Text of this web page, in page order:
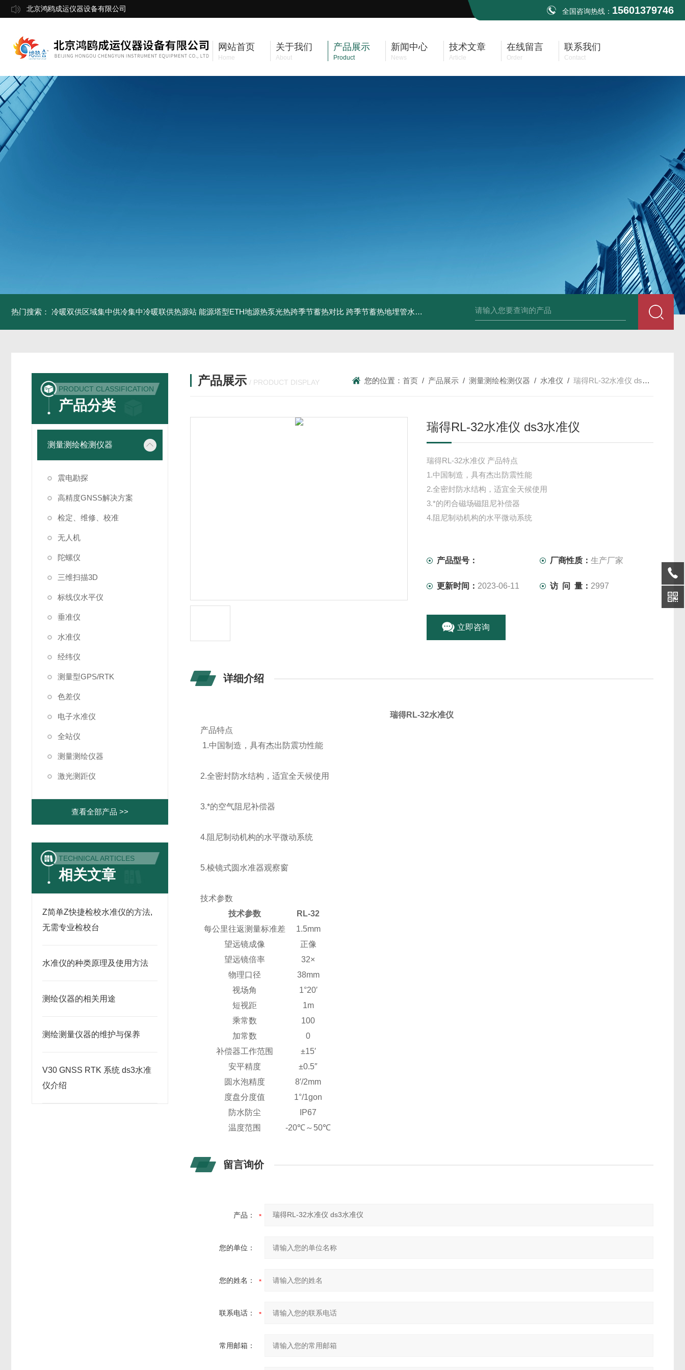
北京鸿鸥成运仪器设备有限公司 全国咨询热线： 15601379746
网站首页
Home
关于我们
About
产品展示
Product
新闻中心
News
技术文章
Article
在线留言
Order
联系我们
Contact
热门搜索： 冷暖双供区域集中供冷集中冷暖联供热源站 能源塔型ETH地源热泵光热跨季节蓄热对比 跨季节蓄热地埋管水池湖面储热技术研究对比 中深浅层地源热泵空调系统运行故障诊断修复 冷暖双
PRODUCT CLASSIFICATION
产品分类
测量测绘检测仪器
震电勘探
高精度GNSS解决方案
检定、维修、校准
无人机
陀螺仪
三维扫描3D
标线仪水平仪
垂准仪
水准仪
经纬仪
测量型GPS/RTK
色差仪
电子水准仪
全站仪
测量测绘仪器
激光测距仪
查看全部产品 >>
TECHNICAL ARTICLES
相关文章
Z简单Z快捷检校水准仪的方法,
无需专业检校台
水准仪的种类原理及使用方法
测绘仪器的相关用途
测绘测量仪器的维护与保养
V30 GNSS RTK 系统 ds3水准
仪介绍
产品展示 / PRODUCT DISPLAY 您的位置：首页 / 产品展示 /测量测绘检测仪器 / 水准仪 /瑞得RL-32水准仪 ds3水准仪
瑞得RL-32水准仪 ds3水准仪
瑞得RL-32水准仪 产品特点
1.中国制造，具有杰出防震性能
2.全密封防水结构，适宜全天候使用
3.*的闭合磁场磁阻尼补偿器
4.阻尼制动机构的水平微动系统
产品型号： 厂商性质：生产厂家
更新时间： 2023-06-11 访 问 量： 2997
立即咨询
详细介绍
瑞得RL-32水准仪
产品特点
1.中国制造，具有杰出防震功性能
2.全密封防水结构，适宜全天候使用
3.*的空气阻尼补偿器
4.阻尼制动机构的水平微动系统
5.棱镜式圆水准器观察窗
技术参数
技术参数
RL-32
每公里往返测量标准差
1.5mm
望远镜成像
正像
望远镜倍率
32×
物理口径
38mm
视场角
1°20′
短视距
1m
乘常数
100
加常数
0
补偿器工作范围
±15′
安平精度
±0.5″
圆水泡精度
8′/2mm
度盘分度值
1°/1gon
防水防尘
IP67
温度范围
-20℃～ 50℃
留言询价
产品：
您的单位：
您的姓名：
联系电话：
常用邮箱：